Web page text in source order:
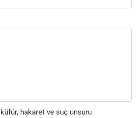
hakaret ve suç unsuru